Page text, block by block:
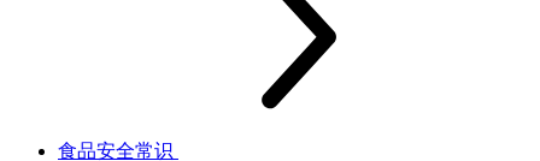
食品安全常识